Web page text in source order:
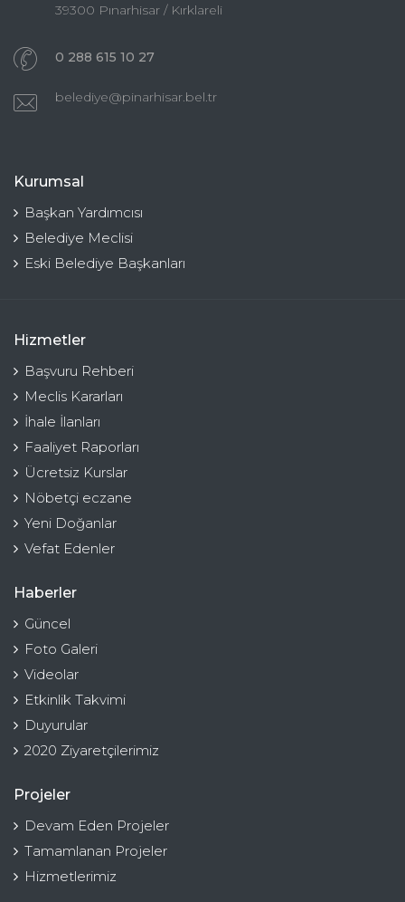
39300 Pınarhisar / Kırklareli
0 288 615 10 27
belediye@pinarhisar.bel.tr
Kurumsal
Başkan Yardımcısı
Belediye Meclisi
Eski Belediye Başkanları
Hizmetler
Başvuru Rehberi
Meclis Kararları
İhale İlanları
Faaliyet Raporları
Ücretsiz Kurslar
Nöbetçi eczane
Yeni Doğanlar
Vefat Edenler
Haberler
Güncel
Foto Galeri
Videolar
Etkinlik Takvimi
Duyurular
2020 Ziyaretçilerimiz
Projeler
Devam Eden Projeler
Tamamlanan Projeler
Hizmetlerimiz